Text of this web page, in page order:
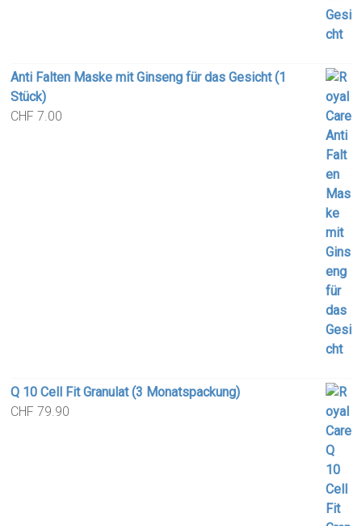
Anti Falten Maske mit Ginseng für das Gesicht (1
Stück)
CHF 7.00
Q 10 Cell Fit Granulat (3 Monatspackung)
CHF 79.90